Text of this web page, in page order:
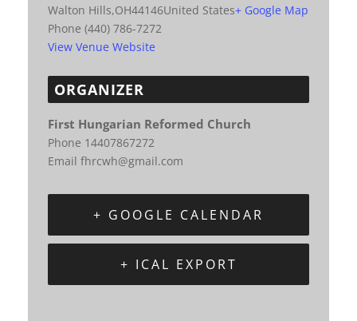
Walton Hills,OH44146United States+ Google Map
Phone (440) 786-7272
View Venue Website
ORGANIZER
First Hungarian Reformed Church
Phone 14407867272
Email fhrcwh@gmail.com
+ GOOGLE CALENDAR
+ ICAL EXPORT